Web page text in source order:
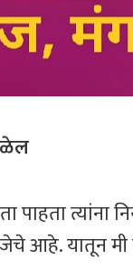
पाहता त्यांना
आहे. यातून मी